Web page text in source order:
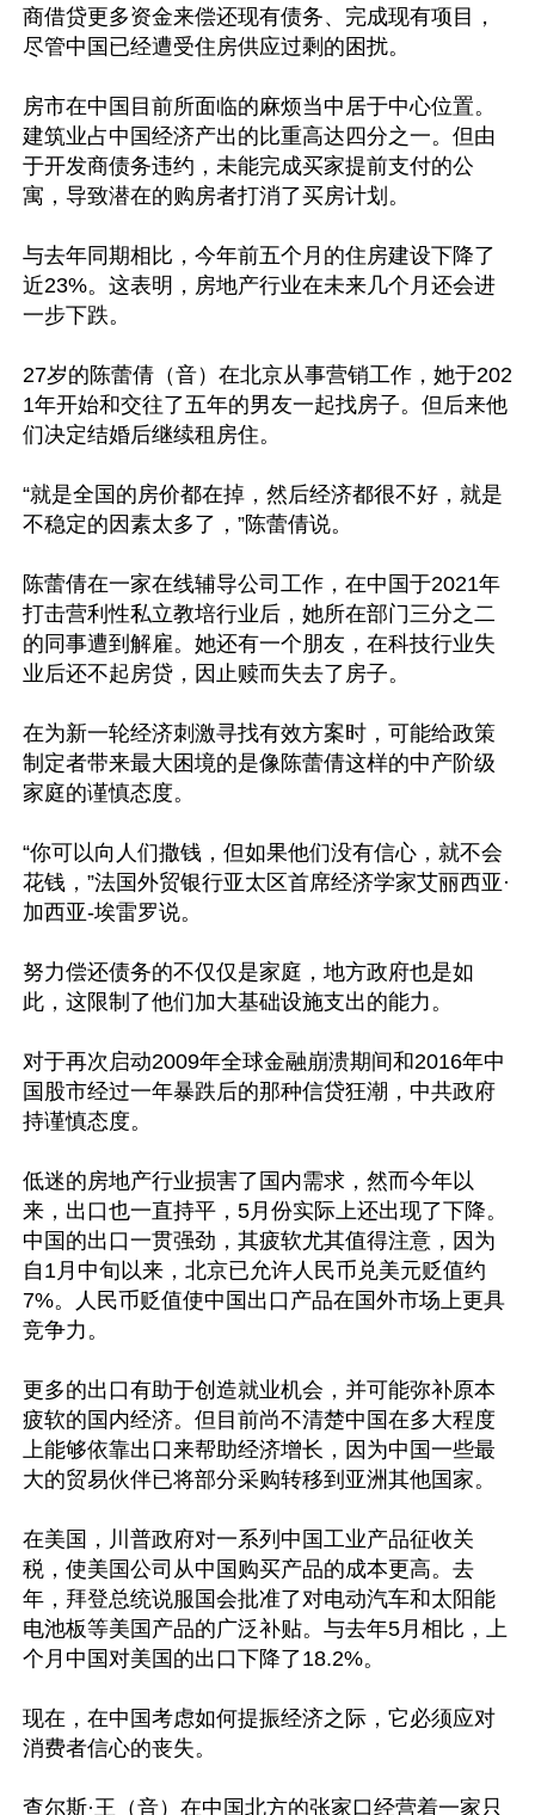
商借贷更多资金来偿还现有债务、完成现有项目，
尽管中国已经遭受住房供应过剩的困扰。
房市在中国目前所面临的麻烦当中居于中心位置。
建筑业占中国经济产出的比重高达四分之一。但由
于开发商债务违约，未能完成买家提前支付的公
寓，导致潜在的购房者打消了买房计划。
与去年同期相比，今年前五个月的住房建设下降了
近23%。这表明，房地产行业在未来几个月还会进
一步下跌。
27岁的陈蕾倩（音）在北京从事营销工作，她于202
1年开始和交往了五年的男友一起找房子。但后来他
们决定结婚后继续租房住。
“就是全国的房价都在掉，然后经济都很不好，就是
不稳定的因素太多了，”陈蕾倩说。
陈蕾倩在一家在线辅导公司工作，在中国于2021年
打击营利性私立教培行业后，她所在部门三分之二
的同事遭到解雇。她还有一个朋友，在科技行业失
业后还不起房贷，因止赎而失去了房子。
在为新一轮经济刺激寻找有效方案时，可能给政策
制定者带来最大困境的是像陈蕾倩这样的中产阶级
家庭的谨慎态度。
“你可以向人们撒钱，但如果他们没有信心，就不会
花钱，”法国外贸银行亚太区首席经济学家艾丽西亚·
加西亚-埃雷罗说。
努力偿还债务的不仅仅是家庭，地方政府也是如
此，这限制了他们加大基础设施支出的能力。
对于再次启动2009年全球金融崩溃期间和2016年中
国股市经过一年暴跌后的那种信贷狂潮，中共政府
持谨慎态度。
低迷的房地产行业损害了国内需求，然而今年以
来，出口也一直持平，5月份实际上还出现了下降。
中国的出口一贯强劲，其疲软尤其值得注意，因为
自1月中旬以来，北京已允许人民币兑美元贬值约
7%。人民币贬值使中国出口产品在国外市场上更具
竞争力。
更多的出口有助于创造就业机会，并可能弥补原本
疲软的国内经济。但目前尚不清楚中国在多大程度
上能够依靠出口来帮助经济增长，因为中国一些最
大的贸易伙伴已将部分采购转移到亚洲其他国家。
在美国，川普政府对一系列中国工业产品征收关
税，使美国公司从中国购买产品的成本更高。去
年，拜登总统说服国会批准了对电动汽车和太阳能
电池板等美国产品的广泛补贴。与去年5月相比，上
个月中国对美国的出口下降了18.2%。
现在，在中国考虑如何提振经济之际，它必须应对
消费者信心的丧失。
查尔斯·王（音）在中国北方的张家口经营着一家只